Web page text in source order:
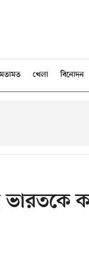
মতামত খেলা বিনোদন
ভারতকে